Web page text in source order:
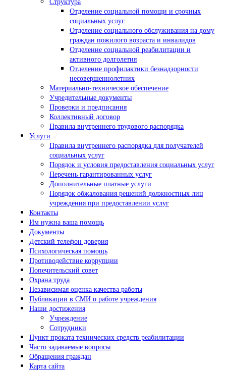
Отделение социальной помощи и срочных
социальных услуг
Отделение социального обслуживания на дому
граждан пожилого возраста и инвалидов
Отделение социальной реабилитации и
активного долголетия
Отделение профилактики безнадзорности
несовершеннолетних
Материально-техническое обеспечение
Учредительные документы
Проверки и предписания
Коллективный договор
Правила внутреннего трудового распорядка
Услуги
Правила внутреннего распорядка для получателей
социальных услуг
Порядок и условия предоставления социальных услуг
Перечень гарантированных услуг
Дополнительные платные услуги
Порядок обжалования решений должностных лиц
учреждения при предоставлении услуг
Контакты
Им нужна ваша помощь
Документы
Детский телефон доверия
Психологическая помощь
Противодействие коррупции
Попечительский совет
Охрана труда
Независимая оценка качества работы
Публикации в СМИ о работе учреждения
Наши достижения
Учреждение
Сотрудники
Пункт проката технических средств реабилитации
Часто задаваемые вопросы
Обращения граждан
Карта сайта